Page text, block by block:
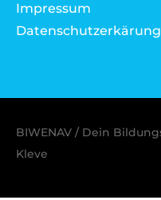
Impressum
Datenschutzerkärung
BIWENAV / Dein
Kleve